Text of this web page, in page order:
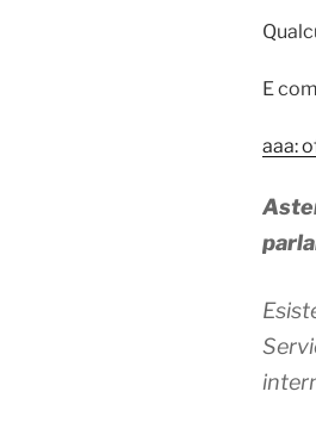
E
aaa: